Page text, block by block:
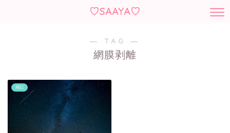
♡SAAYA♡
― TAG ―
網膜剥離
雑記